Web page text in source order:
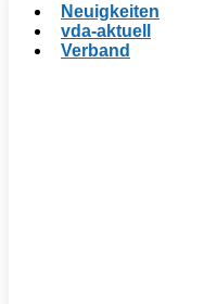
Neuigkeiten
vda-aktuell
Verband